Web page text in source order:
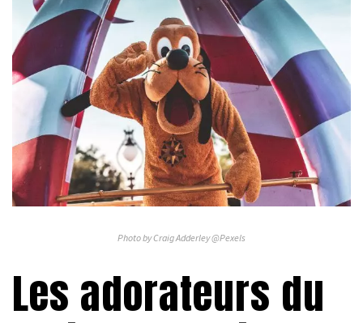
Photo by Craig Adderley @Pexels
Les adorateurs du